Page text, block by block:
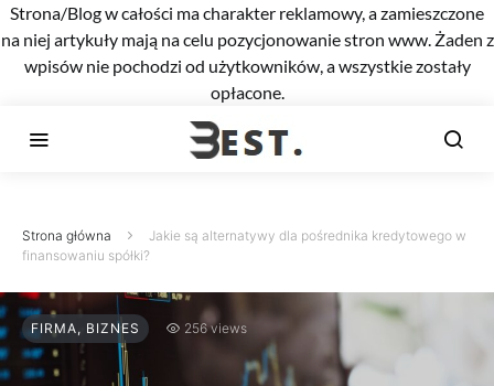
Strona/Blog w całości ma charakter reklamowy, a zamieszczone
na niej artykuły mają na celu pozycjonowanie stron www. Żaden z
wpisów nie pochodzi od użytkowników, a wszystkie zostały
opłacone.
Strona główna
Jakie są alternatywy dla pośrednika kredytowego w
finansowaniu spółki?
FIRMA, BIZNES 256 views